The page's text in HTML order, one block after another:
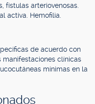
fístulas arteriovenosas.
activa. Hemofilia.
de acuerdo con
clínicas
mínimas en la